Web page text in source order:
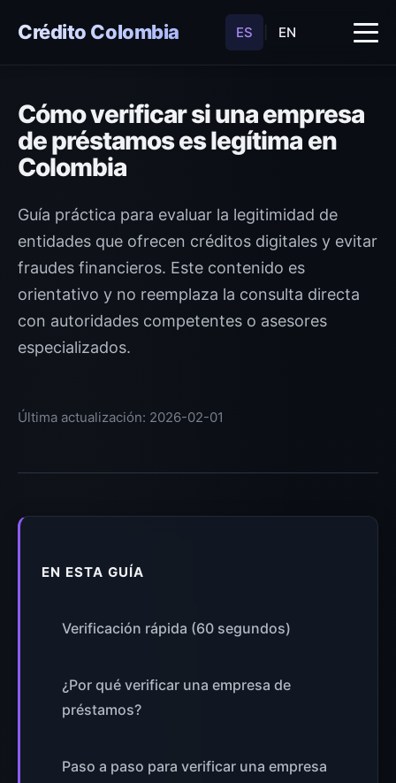
Crédito Colombia ES EN
Cómo verificar si una empresa
de préstamos es legítima en
Colombia
Guía práctica para evaluar la legitimidad de
entidades que ofrecen créditos digitales y evitar
fraudes financieros. Este contenido es
orientativo y no reemplaza la consulta directa
con autoridades competentes o asesores
especializados.
Última actualización: 2026-02-01
EN ESTA GUÍA
Verificación rápida (60 segundos)
¿Por qué verificar una empresa de
préstamos?
Paso a paso para verificar una empresa